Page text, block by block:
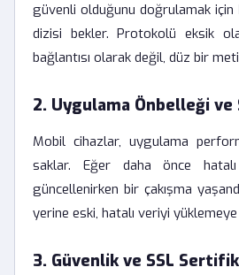
güvenli olduğunu doğrulamak için
dizisi bekler. Protokolü eksik
bağlantısı olarak değil, düz bir
2. Uygulama Önbelleği
Mobil cihazlar, uygulama
saklar. Eğer daha önce
güncellenirken bir çakışma
yerine eski, hatalı veriyi
3. Güvenlik ve SSL